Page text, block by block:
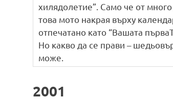
хилядолетие”. Само че от
това мото накрая върху
отпечатано като “Вашата
Но какво да се прави –
може.
2001